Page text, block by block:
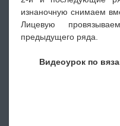
изнаночную снимаем
Лицевую
предыдущего ряда.
Видеоурок по